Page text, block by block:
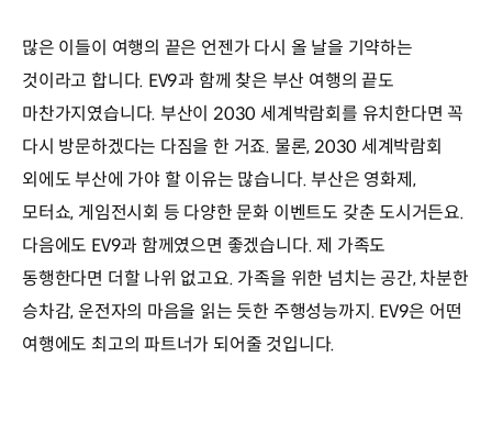
많은 이들이 여행의 끝은 언젠가 다시 올 날을 기약하는
것이라고 합니다. EV9과 함께 찾은 부산 여행의 끝도
마찬가지였습니다. 부산이 2030 세계박람회를 유치한다면 꼭
다시 방문하겠다는 다짐을 한 거죠. 물론, 2030 세계박람회
외에도 부산에 가야 할 이유는 많습니다. 부산은 영화제,
모터쇼, 게임전시회 등 다양한 문화 이벤트도 갖춘 도시거든요.
다음에도 EV9과 함께였으면 좋겠습니다. 제 가족도
동행한다면 더할 나위 없고요. 가족을 위한 넘치는 공간, 차분한
승차감, 운전자의 마음을 읽는 듯한 주행성능까지. EV9은 어떤
여행에도 최고의 파트너가 되어줄 것입니다.